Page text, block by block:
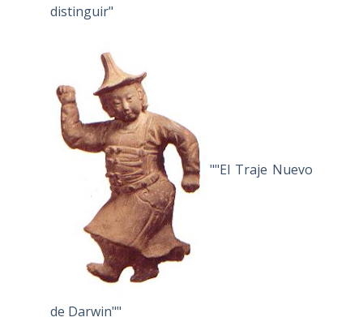
distinguir"
""El Traje Nuevo
de Darwin""